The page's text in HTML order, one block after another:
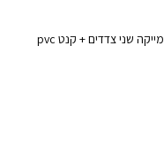
פלטה לשולחן (עבודה/מחשב/אוכל) מצופה פורמייקה שני צדדים + קנט pvc